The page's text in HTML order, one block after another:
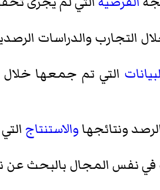
التي تم جمعها خلال
ونتائجها والاستنتاج